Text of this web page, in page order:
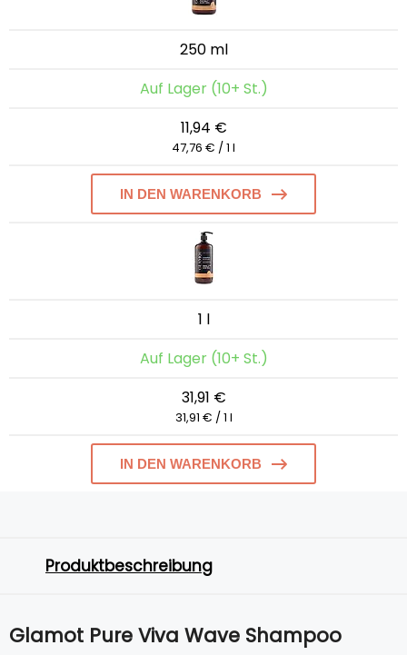
250 ml
Auf Lager (10+ St.)
11,94 €
47,76 € / 1 l
IN DEN WARENKORB
1 l
Auf Lager (10+ St.)
31,91 €
31,91 € / 1 l
IN DEN WARENKORB
Produktbeschreibung
Glamot Pure Viva Wave Shampoo